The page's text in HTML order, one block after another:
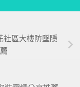
社區大樓防墜隱